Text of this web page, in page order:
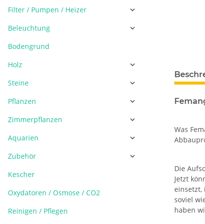
Was
Die
Jetzt
einsetzt,
soviel
haben
Filter / Pumpen / Heizer
Beleuchtung
Bodengrund
Holz
Steine
Pflanzen
Zimmerpflanzen
Aquarien
Zubehör
Kescher
Oxydatoren / Osmose / CO2
Reinigen / Pflegen